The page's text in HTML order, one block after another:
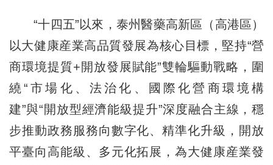
“十四五”以來，泰州醫藥高新區（高港區）
以大健康産業高品質發展為核心目標，堅持“營
商環境提質+開放發展賦能”雙輪驅動戰略，圍
繞“市場化、法治化、國際化營商環境構
建”與“開放型經濟能級提升”深度融合主線，穩
步推動政務服務向數字化、精準化升級，開放
平臺向高能級、多元化拓展，為大健康産業發